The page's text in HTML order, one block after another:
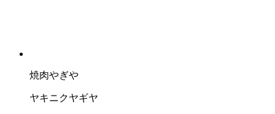
焼肉やぎや
ヤキニクヤギヤ